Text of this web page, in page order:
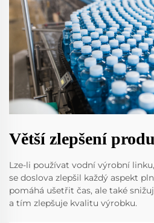
Větší zlepšení
Lze-li používat vodní výrobní
se doslova zlepšil každý aspekt
pomáhá ušetřit čas, ale také
a tím zlepšuje kvalitu výrobku.